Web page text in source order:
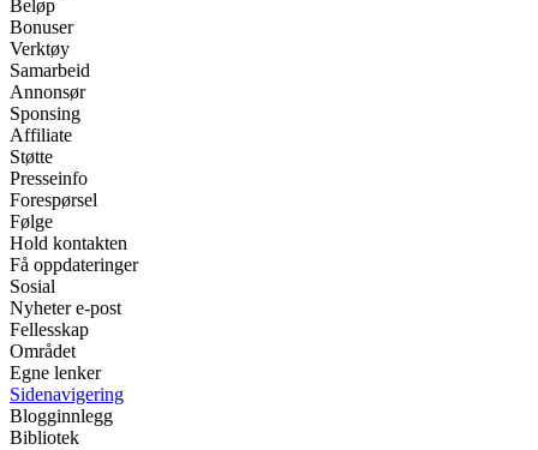
Beløp
Bonuser
Verktøy
Samarbeid
Annonsør
Sponsing
Affiliate
Støtte
Presseinfo
Forespørsel
Følge
Hold kontakten
Få oppdateringer
Sosial
Nyheter e-post
Fellesskap
Området
Egne lenker
Sidenavigering
Blogginnlegg
Bibliotek